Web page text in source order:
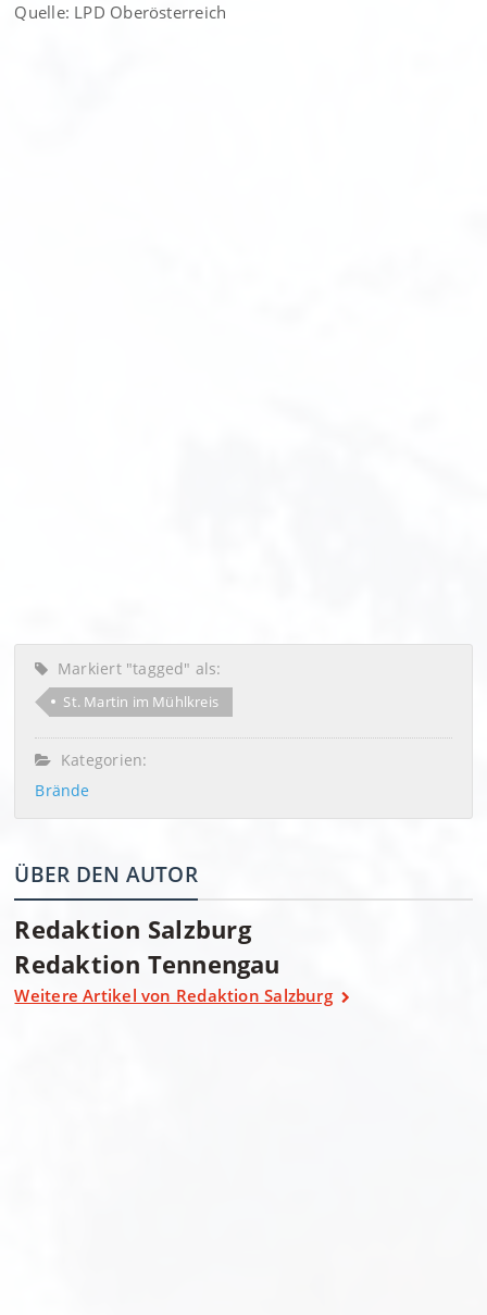
Quelle: LPD Oberösterreich
Markiert "tagged" als:
St. Martin im Mühlkreis
Kategorien:
Brände
ÜBER DEN AUTOR
Redaktion Salzburg
Redaktion Tennengau
Weitere Artikel von Redaktion Salzburg